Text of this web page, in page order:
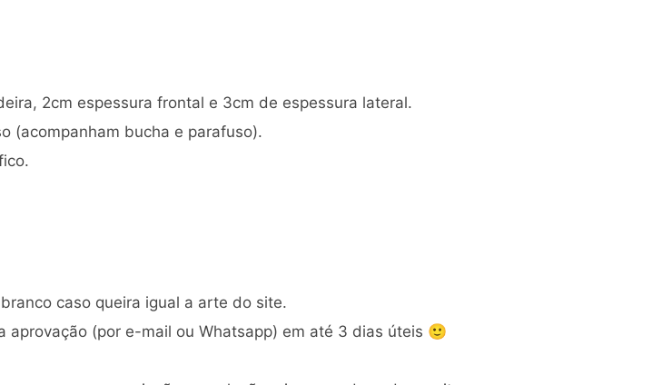
2cm espessura frontal e 3cm de espessura lateral.
(acompanham bucha e parafuso).
caso queira igual a arte do site.
aprovação (por e-mail ou Whatsapp) em até 3 dias úteis 🙂